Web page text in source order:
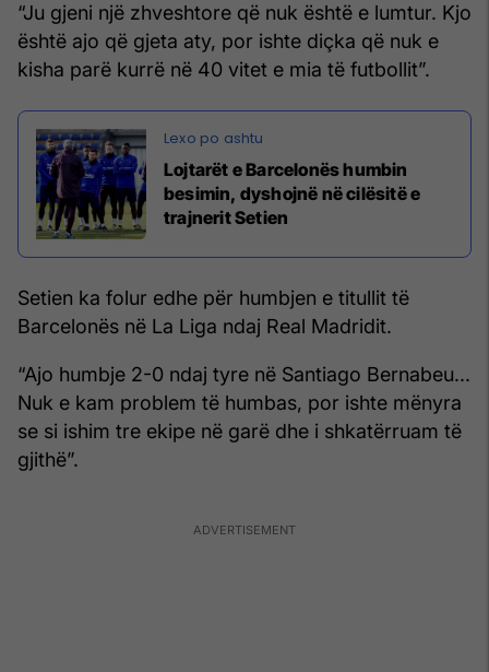
“Ju gjeni një zhveshtore që nuk është e lumtur. Kjo
është ajo që gjeta aty, por ishte diçka që nuk e
kisha parë kurrë në 40 vitet e mia të futbollit”.
Lojtarët e Barcelonës humbin
besimin, dyshojnë në cilësitë e
trajnerit Setien
Setien ka folur edhe për humbjen e titullit të
Barcelonës në La Liga ndaj Real Madridit.
“Ajo humbje 2-0 ndaj tyre në Santiago Bernabeu...
Nuk e kam problem të humbas, por ishte mënyra
se si ishim tre ekipe në garë dhe i shkatërruam të
gjithë”.